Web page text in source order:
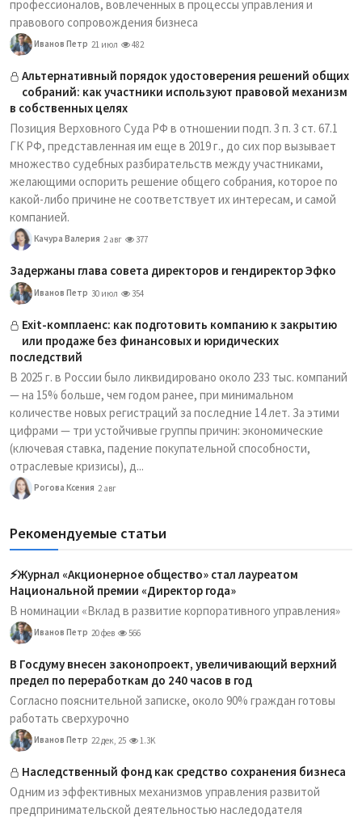
профессионалов, вовлеченных в процессы управления и
правового сопровождения бизнеса
Иванов Петр 21 июл 482
Альтернативный порядок удостоверения решений общих
собраний: как участники используют правовой механизм
в собственных целях
Позиция Верховного Суда РФ в отношении подп. 3 п. 3 ст. 67.1
ГК РФ, представленная им еще в 2019 г., до сих пор вызывает
множество судебных разбирательств между участниками,
желающими оспорить решение общего собрания, которое по
какой-либо причине не соответствует их интересам, и самой
компанией.
Качура Валерия 2 авг 377
Задержаны глава совета директоров и гендиректор Эфко
Иванов Петр 30 июл 354
Exit-комплаенс: как подготовить компанию к закрытию
или продаже без финансовых и юридических
последствий
В 2025 г. в России было ликвидировано около 233 тыс. компаний
— на 15% больше, чем годом ранее, при минимальном
количестве новых регистраций за последние 14 лет. За этими
цифрами — три устойчивые группы причин: экономические
(ключевая ставка, падение покупательной способности,
отраслевые кризисы), д...
Рогова Ксения 2 авг
Рекомендуемые статьи
⚡️Журнал «Акционерное общество» стал лауреатом
Национальной премии «Директор года»
В номинации «Вклад в развитие корпоративного управления»
Иванов Петр 20 фев 566
В Госдуму внесен законопроект, увеличивающий верхний
предел по переработкам до 240 часов в год
Согласно пояснительной записке, около 90% граждан готовы
работать сверхурочно
Иванов Петр 22 дек, 25 1.3K
Наследственный фонд как средство сохранения бизнеса
Одним из эффективных механизмов управления развитой
предпринимательской деятельностью наследодателя